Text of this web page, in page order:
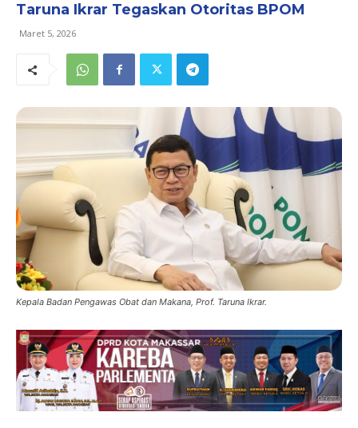
Taruna Ikrar Tegaskan Otoritas BPOM
Maret 5, 2026
Kepala Badan Pengawas Obat dan Makana, Prof. Taruna Ikrar.